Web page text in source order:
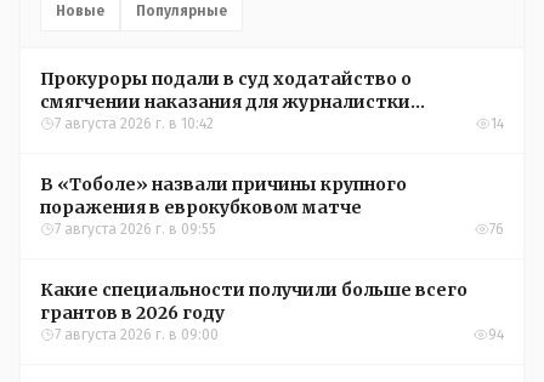
Новые Популярные
Прокуроры подали в суд ходатайство о
смягчении наказания для журналистки
Александры Алёховой
7 августа 2026 г. в 10:42 14
В «Тоболе» назвали причины крупного
поражения в еврокубковом матче
7 августа 2026 г. в 09:55 76
Какие специальности получили больше всего
грантов в 2026 году
7 августа 2026 г. в 09:00 94